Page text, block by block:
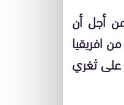
أجل أن
افريقيا
على ثغري